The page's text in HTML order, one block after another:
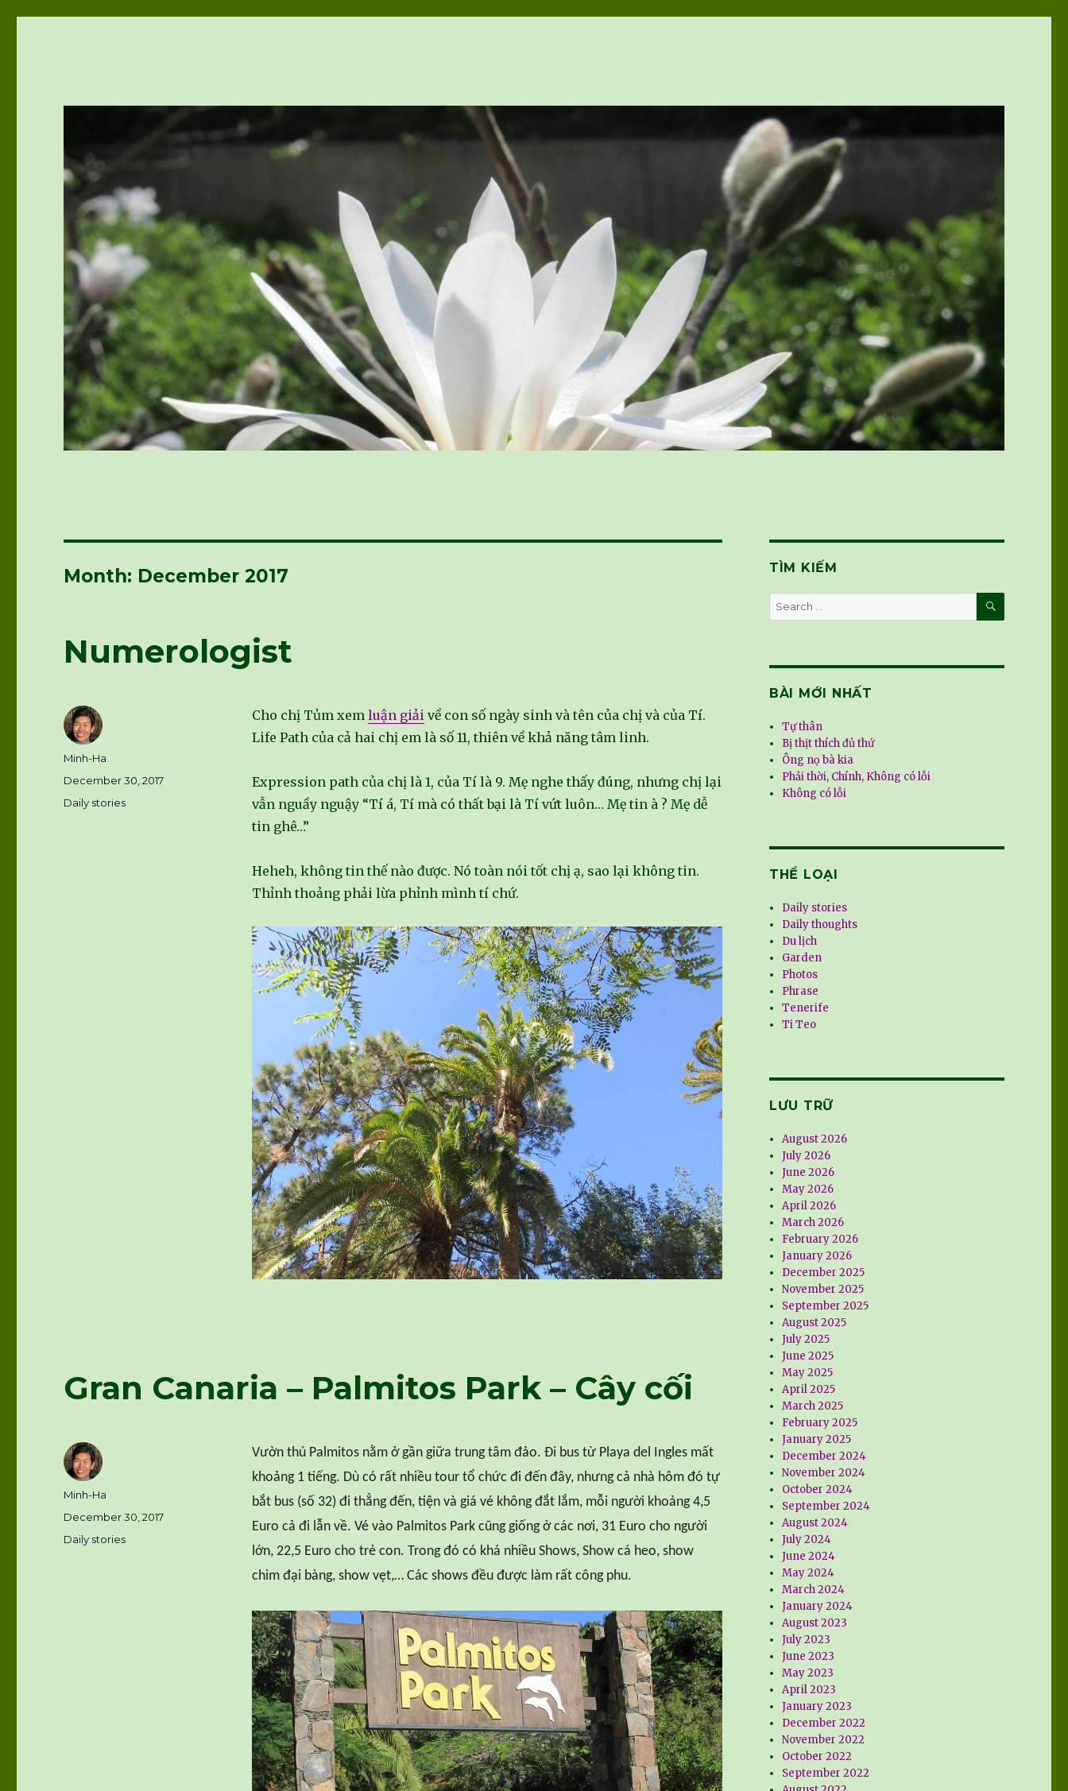
Month: December 2017
Numerologist
Cho chị Tủm xem luận giải về con số ngày sinh và tên của chị và của Tí.
Life Path của cả hai chị em là số 11, thiên về khả năng tâm linh.
Expression path của chị là 1, của Tí là 9. Mẹ nghe thấy đúng, nhưng chị lại
vẫn nguầy nguậy “Tí á, Tí mà có thất bại là Tí vứt luôn… Mẹ tin à ? Mẹ dễ
tin ghê…”
Heheh, không tin thế nào được. Nó toàn nói tốt chị ạ, sao lại không tin.
Thỉnh thoảng phải lừa phỉnh mình tí chứ.
Author
Minh-Ha
Posted
on
December 30, 2017
Categories
Daily stories
Gran Canaria – Palmitos Park – Cây cối
Vườn thú Palmitos nằm ở gần giữa trung tâm đảo. Đi bus từ Playa del Ingles mất
khoảng 1 tiếng. Dù có rất nhiều tour tổ chức đi đến đây, nhưng cả nhà hôm đó tự
bắt bus (số 32) đi thẳng đến, tiện và giá vé không đắt lắm, mỗi người khoảng 4,5
Euro cả đi lẫn về. Vé vào Palmitos Park cũng giống ở các nơi, 31 Euro cho người
lớn, 22,5 Euro cho trẻ con. Trong đó có khá nhiều Shows, Show cá heo, show
chim đại bàng, show vẹt,… Các shows đều được làm rất công phu.
Author
Minh-Ha
Posted
on
December 30, 2017
Categories
Daily stories
TÌM KIẾM
Search
for:
SEARCH
BÀI MỚI NHẤT
Tự thân
Bị thịt thích đủ thứ
Ông nọ bà kia
Phải thời, Chính, Không có lỗi
Không có lỗi
THỂ LOẠI
Daily stories
Daily thoughts
Du lịch
Garden
Photos
Phrase
Tenerife
Ti Teo
LƯU TRỮ
August 2026
July 2026
June 2026
May 2026
April 2026
March 2026
February 2026
January 2026
December 2025
November 2025
September 2025
August 2025
July 2025
June 2025
May 2025
April 2025
March 2025
February 2025
January 2025
December 2024
November 2024
October 2024
September 2024
August 2024
July 2024
June 2024
May 2024
March 2024
January 2024
August 2023
July 2023
June 2023
May 2023
April 2023
January 2023
December 2022
November 2022
October 2022
September 2022